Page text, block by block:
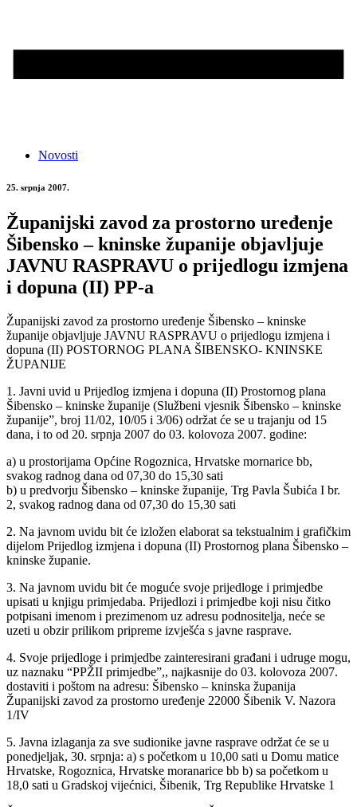
Novosti
25. srpnja 2007.
Županijski zavod za prostorno uređenje
Šibensko – kninske županije objavljuje
JAVNU RASPRAVU o prijedlogu izmjena
i dopuna (II) PP-a
Županijski zavod za prostorno uređenje Šibensko – kninske
županije objavljuje JAVNU RASPRAVU o prijedlogu izmjena i
dopuna (II) POSTORNOG PLANA ŠIBENSKO- KNINSKE
ŽUPANIJE
1. Javni uvid u Prijedlog izmjena i dopuna (II) Prostornog plana
Šibensko – kninske županije (Službeni vjesnik Šibensko – kninske
županije”, broj 11/02, 10/05 i 3/06) održat će se u trajanju od 15
dana, i to od 20. srpnja 2007 do 03. kolovoza 2007. godine:
a) u prostorijama Općine Rogoznica, Hrvatske mornarice bb,
svakog radnog dana od 07,30 do 15,30 sati
b) u predvorju Šibensko – kninske županije, Trg Pavla Šubića I br.
2, svakog radnog dana od 07,30 do 15,30 sati
2. Na javnom uvidu bit će izložen elaborat sa tekstualnim i grafičkim
dijelom Prijedlog izmjena i dopuna (II) Prostornog plana Šibensko –
kninske županie.
3. Na javnom uvidu bit će moguće svoje prijedloge i primjedbe
upisati u knjigu primjedaba. Prijedlozi i primjedbe koji nisu čitko
potpisani imenom i prezimenom uz adresu podnositelja, neće se
uzeti u obzir prilikom pripreme izvješća s javne rasprave.
4. Svoje prijedloge i primjedbe zainteresirani građani i udruge mogu,
uz naznaku “PPŽII primjedbe”,, najkasnije do 03. kolovoza 2007.
dostaviti i poštom na adresu: Šibensko – kninska županija
Županijski zavod za prostorno uređenje 22000 Šibenik V. Nazora
1/IV
5. Javna izlaganja za sve sudionike javne rasprave održat će se u
ponedjeljak, 30. srpnja: a) s početkom u 10,00 sati u Domu matice
Hrvatske, Rogoznica, Hrvatske moranarice bb b) sa početkom u
18,0 sati u Gradskoj vijećnici, Šibenik, Trg Republike Hrvatske 1